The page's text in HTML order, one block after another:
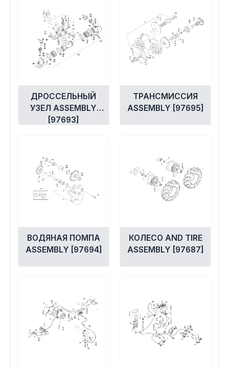
ДРОССЕЛЬНЫЙ
УЗЕЛ ASSEMBLY
[97693]
ТРАНСМИССИЯ
ASSEMBLY [97695]
ВОДЯНАЯ ПОМПА
ASSEMBLY [97694]
КОЛЕСО AND TIRE
ASSEMBLY [97687]